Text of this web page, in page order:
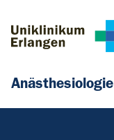
Anästhesiologie